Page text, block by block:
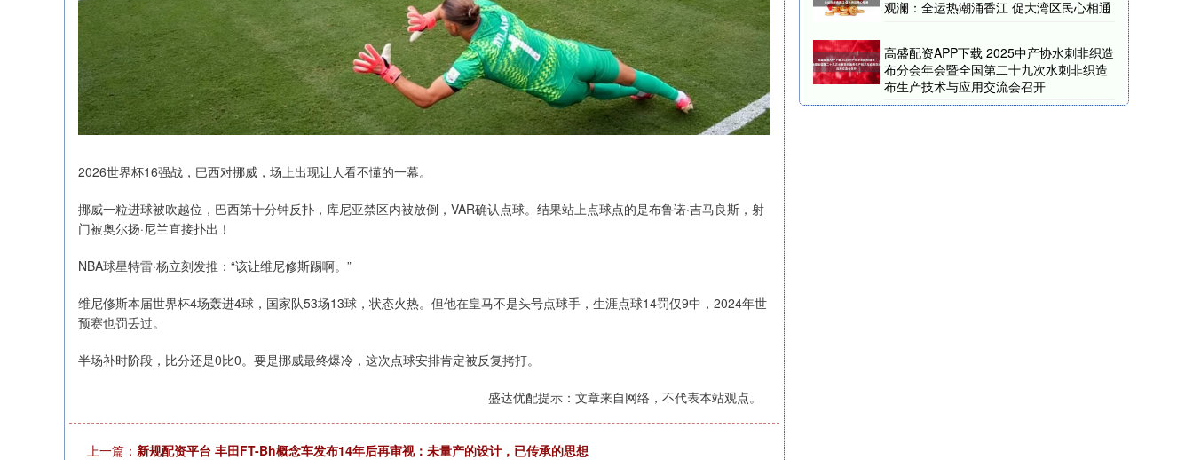
2026世界杯16强战，巴西对挪威，场上出现让人看不懂的一幕。
挪威一粒进球被吹越位，巴西第十分钟反扑，库尼亚禁区内被放倒，VAR确认点球。结果站上点球点的是布鲁诺·吉马良斯，射
门被奥尔扬·尼兰直接扑出！
NBA球星特雷·杨立刻发推：“该让维尼修斯踢啊。”
维尼修斯本届世界杯4场轰进4球，国家队53场13球，状态火热。但他在皇马不是头号点球手，生涯点球14罚仅9中，2024年世
预赛也罚丢过。
半场补时阶段，比分还是0比0。要是挪威最终爆冷，这次点球安排肯定被反复拷打。
盛达优配提示：文章来自网络，不代表本站观点。
上一篇： 新规配资平台 丰田FT-Bh概念车发布14年后再审视：未量产的设计，已传承的思想
观澜：全运热潮涌香江 促大湾区民心相通
高盛配资APP下载 2025中产协水刺非织造
布分会年会暨全国第二十九次水刺非织造
布生产技术与应用交流会召开